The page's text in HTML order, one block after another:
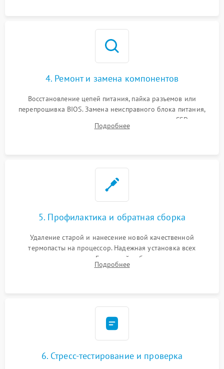
4. Ремонт и замена компонентов
Восстановление цепей питания, пайка разъемов или
перепрошивка BIOS. Замена неисправного блока питания,
видеокарты, процессора или установка нового SSD для
восстановления и повышения скорости работы системы.
Подробнее
5. Профилактика и обратная сборка
Удаление старой и нанесение новой качественной
термопасты на процессор. Надежная установка всех
комплектующих в слоты. Грамотный кабель-менеджмент для
обеспечения правильной циркуляции воздуха внутри
Подробнее
6. Стресс-тестирование и проверка